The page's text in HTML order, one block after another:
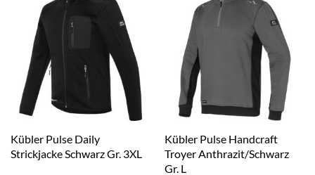
Kübler Pulse Daily
Strickjacke Schwarz Gr. 3XL
Kübler Pulse Handcraft
Troyer Anthrazit/Schwarz
Gr. L